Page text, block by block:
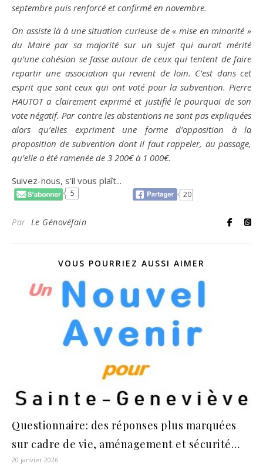
septembre puis renforcé et confirmé en novembre.
On assiste là à une situation curieuse de « mise en minorité »
du Maire par sa majorité sur un sujet qui aurait mérité
qu’une cohésion se fasse autour de ceux qui tentent de faire
repartir une association qui revient de loin. C’est dans cet
esprit que sont ceux qui ont voté pour la subvention. Pierre
HAUTOT a clairement exprimé et justifié le pourquoi de son
vote négatif. Par contre les abstentions ne sont pas expliquées
alors qu’elles expriment une forme d’opposition à la
proposition de subvention dont il faut rappeler, au passage,
qu’elle a été ramenée de 3 200€ à 1 000€.
Suivez-nous, s'il vous plaît...
5 20
Par Le Génovéfain
VOUS POURRIEZ AUSSI AIMER
Questionnaire: des réponses plus marquées
sur cadre de vie, aménagement et sécurité…
20 janvier 2026